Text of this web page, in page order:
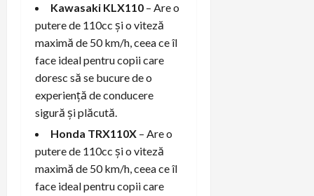
Kawasaki KLX110 – Are o
putere de 110cc și o viteză
maximă de 50 km/h, ceea ce îl
face ideal pentru copii care
doresc să se bucure de o
experiență de conducere
sigură și plăcută.
Honda TRX110X – Are o
putere de 110cc și o viteză
maximă de 50 km/h, ceea ce îl
face ideal pentru copii care